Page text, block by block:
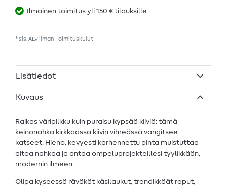
Ilmainen toimitus yli 150 € tilauksille
* sis. ALV ilman Toimituskulut
Lisätiedot
Kuvaus
Raikas väripilkku kuin puraisu kypsää kiiviä: tämä
keinonahka kirkkaassa kiivin vihreässä vangitsee
katseet. Hieno, kevyesti karhennettu pinta muistuttaa
aitoa nahkaa ja antaa ompeluprojekteillesi tyylikkään,
modernin ilmeen.
Olipa kyseessä räväkät käsilaukut, trendikkäät reput,